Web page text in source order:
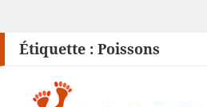
Étiquette : Poissons